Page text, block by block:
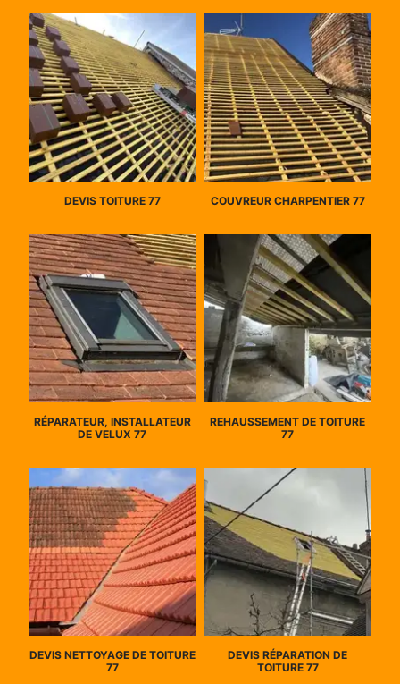
DEVIS TOITURE 77 COUVREUR CHARPENTIER 77
RÉPARATEUR, INSTALLATEUR
DE VELUX 77
REHAUSSEMENT DE TOITURE
77
DEVIS NETTOYAGE DE TOITURE
77
DEVIS RÉPARATION DE
TOITURE 77